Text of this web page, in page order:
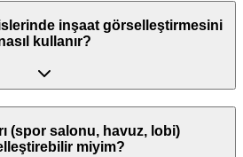
inşaat görselleştirmesini
kullanır?
(spor salonu, havuz, lobi)
miyim?